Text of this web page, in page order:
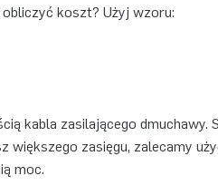
koszt? Użyj wzoru:
kabla zasilającego dmuchawy.
większego zasięgu, zalecamy
moc.